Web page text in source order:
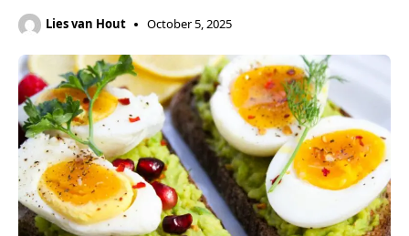
Lies van Hout October 5, 2025